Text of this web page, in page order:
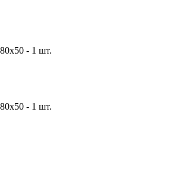
- 1 шт.
- 1 шт.